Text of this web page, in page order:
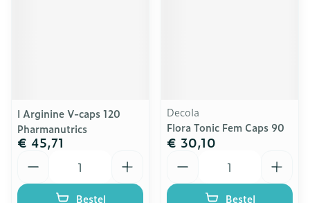
l Arginine V-caps 120
Pharmanutrics
€ 45,71
Bestel
Decola
Flora Tonic Fem Caps 90
€ 30,10
Bestel